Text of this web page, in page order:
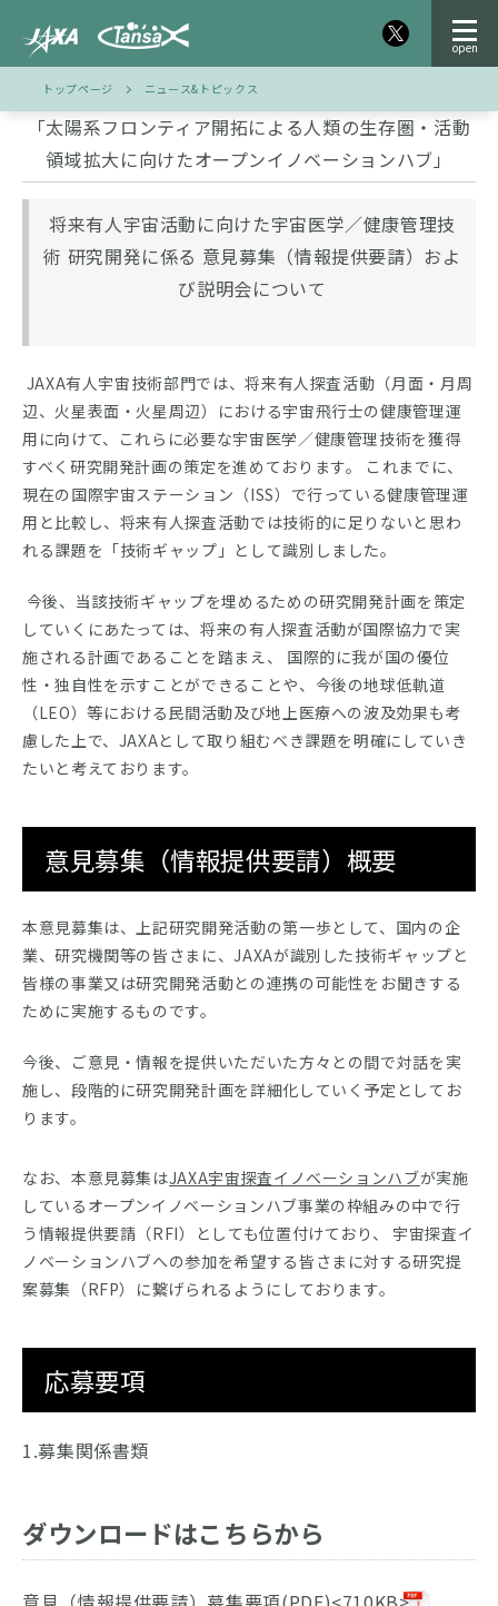
トップページ ニュース&トピックス
「太陽系フロンティア開拓による人類の生存圏・活動
領域拡大に向けたオープンイノベーションハブ」
将来有人宇宙活動に向けた宇宙医学／健康管理技
術 研究開発に係る 意見募集（情報提供要請）およ
び説明会について
JAXA有人宇宙技術部門では、将来有人探査活動（月面・月周
辺、火星表面・火星周辺）における宇宙飛行士の健康管理運
用に向けて、これらに必要な宇宙医学／健康管理技術を獲得
すべく研究開発計画の策定を進めております。 これまでに、
現在の国際宇宙ステーション（ISS）で行っている健康管理運
用と比較し、将来有人探査活動では技術的に足りないと思わ
れる課題を「技術ギャップ」として識別しました。
今後、当該技術ギャップを埋めるための研究開発計画を策定
していくにあたっては、将来の有人探査活動が国際協力で実
施される計画であることを踏まえ、 国際的に我が国の優位
性・独自性を示すことができることや、今後の地球低軌道
（LEO）等における民間活動及び地上医療への波及効果も考
慮した上で、JAXAとして取り組むべき課題を明確にしていき
たいと考えております。
意見募集（情報提供要請）概要
本意見募集は、上記研究開発活動の第一歩として、国内の企
業、研究機関等の皆さまに、JAXAが識別した技術ギャップと
皆様の事業又は研究開発活動との連携の可能性をお聞きする
ために実施するものです。
今後、ご意見・情報を提供いただいた方々との間で対話を実
施し、段階的に研究開発計画を詳細化していく予定としてお
ります。
なお、本意見募集はJAXA宇宙探査イノベーションハブが実施
しているオープンイノベーションハブ事業の枠組みの中で行
う情報提供要請（RFI）としても位置付けており、 宇宙探査イ
ノベーションハブへの参加を希望する皆さまに対する研究提
案募集（RFP）に繋げられるようにしております。
応募要項
1.募集関係書類
ダウンロードはこちらから